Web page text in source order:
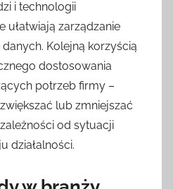
i technologii
ułatwiają zarządzanie
Kolejną korzyścią
dostosowania
potrzeb firmy –
lub zmniejszać
od sytuacji
działalności.